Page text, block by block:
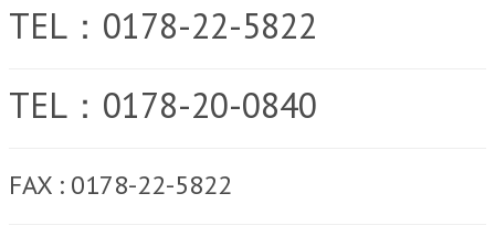
TEL：0178-22-5822
TEL：0178-20-0840
FAX : 0178-22-5822